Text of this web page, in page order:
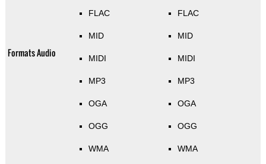
Formats Audio
FLAC
MID
MIDI
MP3
OGA
OGG
WMA
FLAC
MID
MIDI
MP3
OGA
OGG
WMA